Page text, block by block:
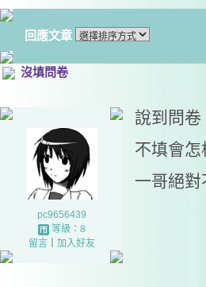
回應文章
沒填問卷
pc9656439
等級：8
留言｜ 加入好友
說到問卷
不填會
一哥絕對